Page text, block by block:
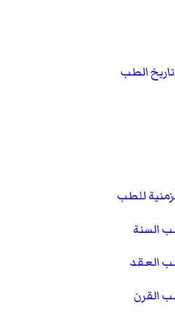
الطب
للطب
السنة
العقد
القرن